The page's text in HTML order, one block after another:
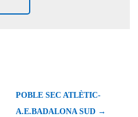
POBLE SEC ATLÈTIC-
A.E.BADALONA SUD →